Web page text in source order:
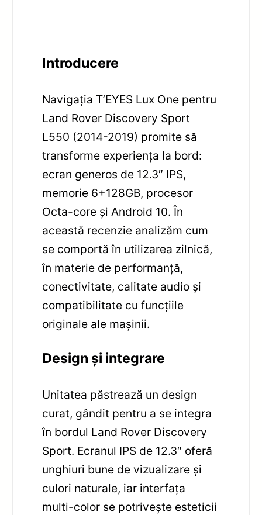
Introducere
Navigația T’EYES Lux One pentru
Land Rover Discovery Sport
L550 (2014-2019) promite să
transforme experiența la bord:
ecran generos de 12.3″ IPS,
memorie 6+128GB, procesor
Octa-core și Android 10. În
această recenzie analizăm cum
se comportă în utilizarea zilnică,
în materie de performanță,
conectivitate, calitate audio și
compatibilitate cu funcțiile
originale ale mașinii.
Design și integrare
Unitatea păstrează un design
curat, gândit pentru a se integra
în bordul Land Rover Discovery
Sport. Ecranul IPS de 12.3″ oferă
unghiuri bune de vizualizare și
culori naturale, iar interfața
multi-color se potrivește esteticii